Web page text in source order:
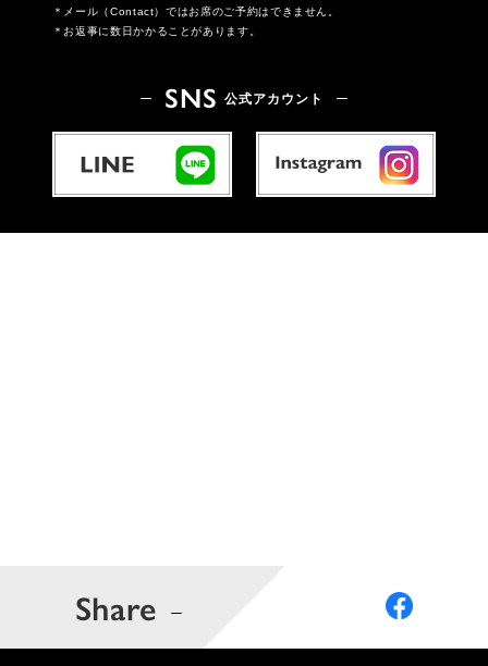
メール（Contact）ではお席のご予約はできません。
お返事に数日かかることがあります。
SNS 公式アカウント
Share